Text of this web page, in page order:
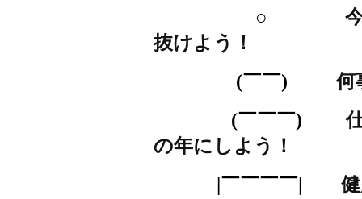
○
抜けよう！
(￣￣)
何
(￣￣￣)
の年にしよう！
|￣￣￣￣|